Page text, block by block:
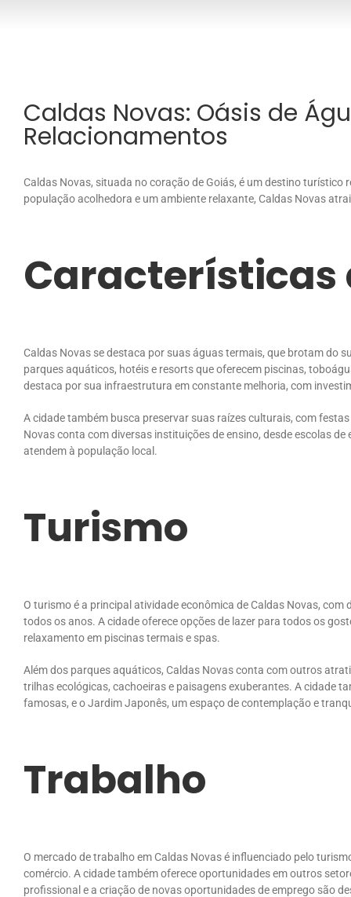
Caldas Novas: Oásis de
Relacionamentos
Caldas Novas, situada no coração de Goiás, é um destino
população acolhedora e um ambiente relaxante, Caldas Novas
Características
Caldas Novas se destaca por suas águas termais, que brotam do
parques aquáticos, hotéis e resorts que oferecem piscinas,
destaca por sua infraestrutura em constante melhoria, com
A cidade também busca preservar suas raízes culturais, com
Novas conta com diversas instituições de ensino, desde escolas
atendem à população local.
Turismo
O turismo é a principal atividade econômica de Caldas Novas,
todos os anos. A cidade oferece opções de lazer para todos os
relaxamento em piscinas termais e spas.
Além dos parques aquáticos, Caldas Novas conta com outros
trilhas ecológicas, cachoeiras e paisagens exuberantes. A cidade
famosas, e o Jardim Japonês, um espaço de contemplação e
Trabalho
O mercado de trabalho em Caldas Novas é influenciado pelo
comércio. A cidade também oferece oportunidades em outros
profissional e a criação de novas oportunidades de emprego são